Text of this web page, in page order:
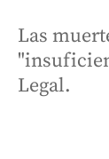
Las
Legal.